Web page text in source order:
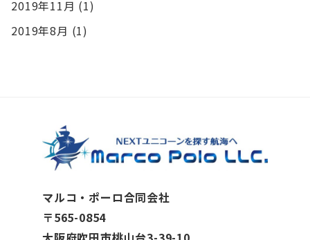
2019年11月 (1)
2019年8月 (1)
マルコ・ポーロ合同会社
〒565-0854